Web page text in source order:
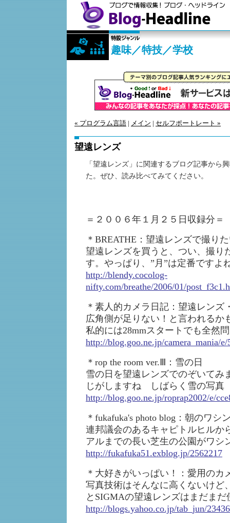
趣味／特技／学校
« プログラム言語 メイン セルフポートレート »
望遠レンズ
「望遠レンズ」に関連するブログ記事から
た。ぜひ、読み比べてみてください。
＝２００６年１月２５日収録分＝
＊BREATHE：望遠レンズで撮り
望遠レンズを買うと、つい、撮り
す。やっぱり、”月”は定番ですよ
http://blendy.cocolog-
nifty.com/breathe/2006/01/
＊素人的カメラ日記：望遠レンズ
広角側が足りない！と言われるか
私的には28mmスタートでも全然
http://blog.goo.ne.jp/camera_mania/
＊rop the room ver.Ⅲ：雪の日
雪の日を望遠レンズでのぞいて
じがしますね しばらく雪の写
http://blog.goo.ne.jp/roprap2002/e/
＊fukafuka's photo blog：朝のワシ
連邦議会のあるキャピトルヒルか
アルまでの長い芝生の公園がワシ
http://fukafuka51.exblog.jp/2562217
＊大好きがいっぱい！：愛用のカ
写真技術はそんなに高くないけど
とSIGMAの望遠レンズはまだま
http://blogs.yahoo.co.jp/tab_jun/